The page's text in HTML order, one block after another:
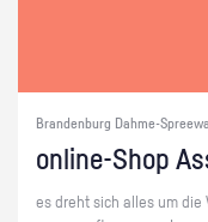
Brandenburg Dahme-
on­line-Shop
es dreht sich alles um